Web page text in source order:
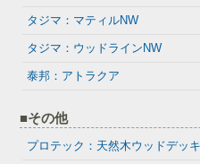
タジマ：マティルNW
タジマ：ウッドラインNW
泰邦：アトラクア
■その他
プロテック：天然木ウッドデッ